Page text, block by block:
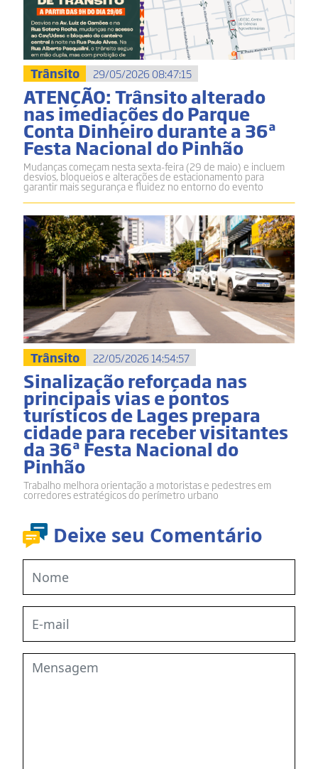
Deixe seu Comentário
Trânsito 29/05/2026 08:47:15
ATENÇÃO: Trânsito alterado
nas imediações do Parque
Conta Dinheiro durante a 36ª
Festa Nacional do Pinhão
Mudanças começam nesta sexta-feira (29 de maio) e incluem
desvios, bloqueios e alterações de estacionamento para
garantir mais segurança e fluidez no entorno do evento
Trânsito 22/05/2026 14:54:57
Sinalização reforçada nas
principais vias e pontos
turísticos de Lages prepara
cidade para receber visitantes
da 36ª Festa Nacional do
Pinhão
Trabalho melhora orientação a motoristas e pedestres em
corredores estratégicos do perímetro urbano